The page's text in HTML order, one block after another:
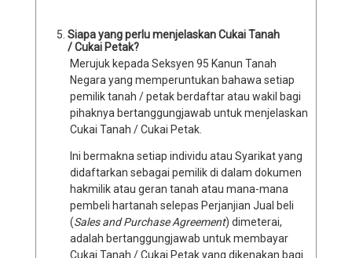
Siapa yang perlu menjelaskan Cukai Tanah
/ Cukai Petak?
Merujuk kepada Seksyen 95 Kanun Tanah
Negara yang memperuntukan bahawa setiap
pemilik tanah / petak berdaftar atau wakil bagi
pihaknya bertanggungjawab untuk menjelaskan
Cukai Tanah / Cukai Petak.
Ini bermakna setiap individu atau Syarikat yang
didaftarkan sebagai pemilik di dalam dokumen
hakmilik atau geran tanah atau mana-mana
pembeli hartanah selepas Perjanjian Jual beli
(Sales and Purchase Agreement) dimeterai,
adalah bertanggungjawab untuk membayar
Cukai Tanah / Cukai Petak yang dikenakan bagi